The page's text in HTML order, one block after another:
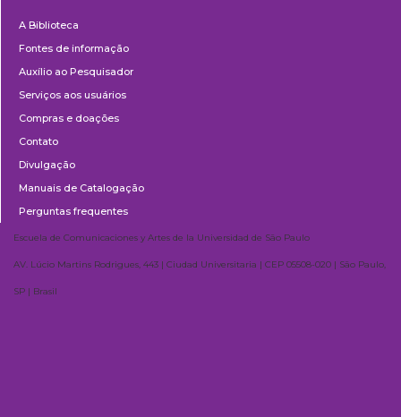
A Biblioteca
Fontes de informação
Auxílio ao Pesquisador
Serviços aos usuários
Compras e doações
Contato
Divulgação
Manuais de Catalogação
Perguntas frequentes
Escuela de Comunicaciones y Artes de la Universidad de São Paulo
AV. Lúcio Martins Rodrigues, 443 | Ciudad Universitaria | CEP 05508-020 | São Paulo,
SP | Brasil